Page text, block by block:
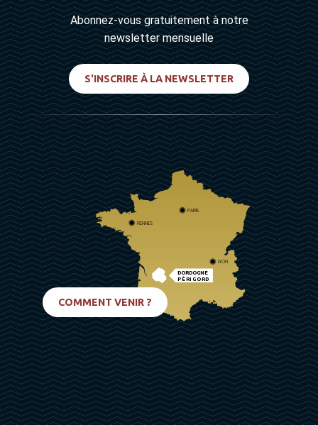
Abonnez-vous gratuitement à notre
newsletter mensuelle
S'INSCRIRE À LA NEWSLETTER
DORDOGNE
PÉRIGORD
PARIS
RENNES
LYON
COMMENT VENIR ?